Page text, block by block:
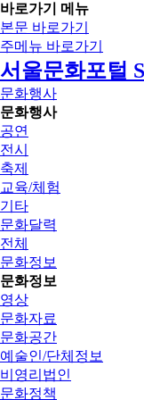
바로가기 메뉴
본문 바로가기
주메뉴 바로가기
서울문화포털
문화행사
문화행사
공연
전시
축제
교육/체험
기타
문화달력
전체
문화정보
문화정보
영상
문화자료
문화공간
예술인/단체정보
비영리법인
문화정책